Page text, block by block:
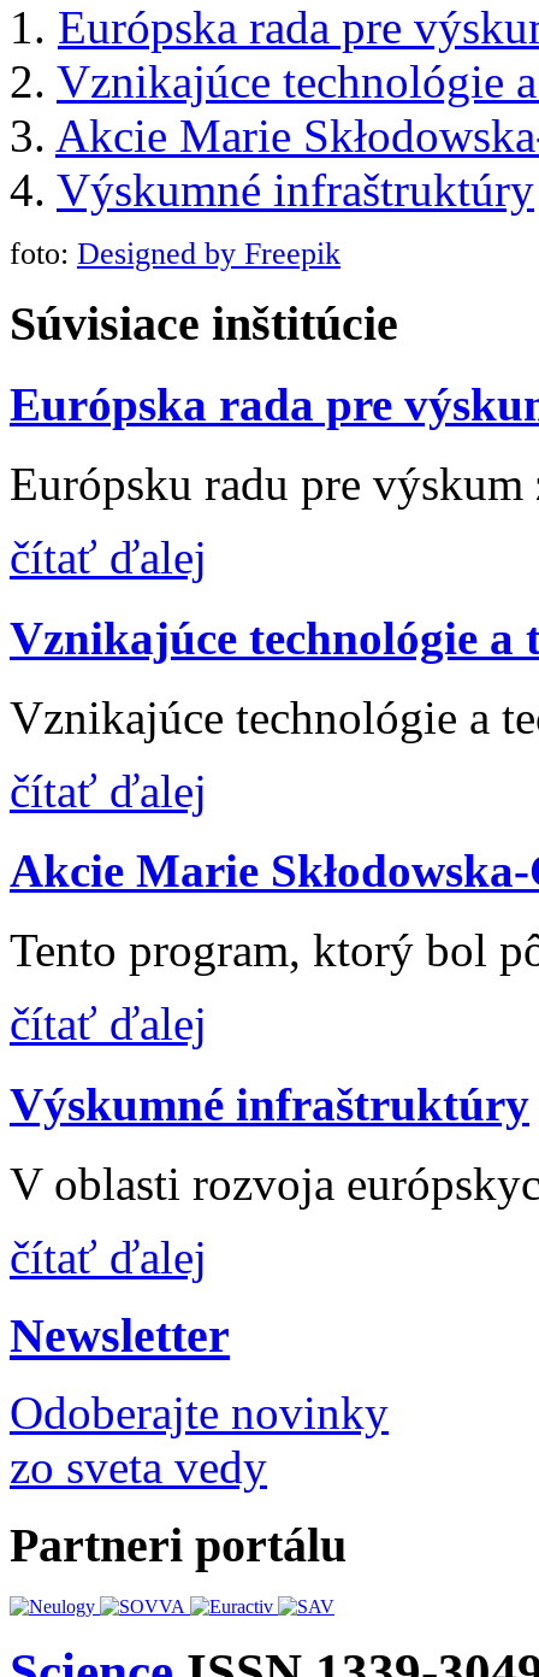
1. Európska rada pre
2. Vznikajúce technológie
3. Akcie Marie
4. Výskumné infraštruktúry
foto: Designed by Freepik
Súvisiace inštitúcie
Európska rada pre
Európsku radu pre
čítať ďalej
Vznikajúce technológie a
Vznikajúce technológie a
čítať ďalej
Akcie Marie
Tento program, ktorý bol
čítať ďalej
Výskumné infraštruktúry
V oblasti rozvoja
čítať ďalej
Newsletter
Odoberajte novinky
zo sveta vedy
Partneri portálu